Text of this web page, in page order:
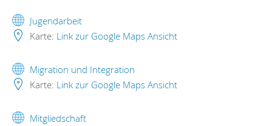
Jugendarbeit
Karte: Link zur Google Maps Ansicht
Migration und Integration
Karte: Link zur Google Maps Ansicht
Mitgliedschaft